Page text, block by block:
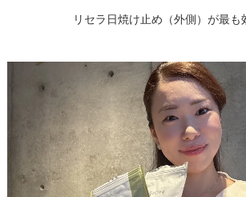
リセラ日焼け止め（外側）が最も